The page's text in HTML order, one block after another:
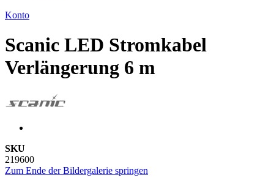
Konto
Scanic LED Stromkabel
Verlängerung 6 m
SKU
219600
Zum Ende der Bildergalerie springen